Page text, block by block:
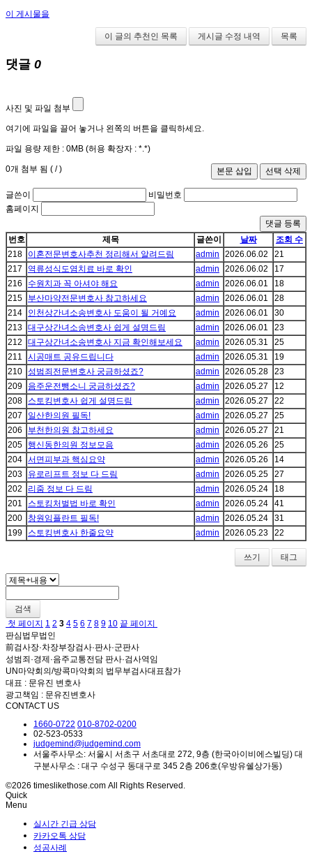
이 게시물을
이 글의 추천인 목록 게시글 수정 내역 목록
댓글 0
사진 및 파일 첨부
여기에 파일을 끌어 놓거나 왼쪽의 버튼을 클릭하세요.
파일 용량 제한 : 0MB (허용 확장자 : *.*)
0개 첨부 됨 ( /)
글쓴이
비밀번호
홈페이지
댓글 등록
번호
제목 글쓴이 날짜
조회 수
218
이혼전문변호사추천 정리해서 알려드림 admin 2026.06.02
21
217
역류성식도염치료 바로 확인 admin 2026.06.02
17
216
수원치과 꼭 아셔야 해요 admin 2026.06.01
18
215
부산마약전문변호사 참고하세요 admin 2026.06.01
28
214
인천상간녀소송변호사 도움이 될 거예요 admin 2026.06.01
30
213 대구상간녀소송변호사 쉽게 설명드림 admin 2026.06.01
23
212
대구상간녀소송변호사 지금 확인해보세요 admin 2026.05.31
25
211
시공매트 공유드립니다 admin 2026.05.31
19
210 성범죄전문변호사 궁금하셨죠? admin 2026.05.28
23
209
음주운전뺑소니 궁금하셨죠? admin 2026.05.27
12
208
스토킹변호사 쉽게 설명드림 admin 2026.05.27
22
207
일산한의원 필독! admin 2026.05.27
25
206
부천한의원 참고하세요 admin 2026.05.27
21
205 행신동한의원 정보모음 admin 2026.05.26
25
204 서면피부과 핵심요약 admin 2026.05.26
14
203
유로리프트 정보 다 드림 admin 2026.05.25
27
202
리줌 정보 다 드림 admin 2026.05.24
18
201
스토킹처벌법 바로 확인 admin 2026.05.24
41
200
창원임플란트 필독! admin 2026.05.24
31
199
스토킹변호사 한줄요약 admin 2026.05.23 22
쓰기 태그
검색
첫 페이지 1 2 3 4 5 6 7 8 9 10 끝 페이지
판심법무법인
前검사장·차장부장검사·판사·군판사
성범죄·경제·음주교통전담 판사·검사역임
UN마약회의/방콕마약회의 법무부검사대표참가
대표 : 문유진 변호사
광고책임 : 문유진변호사
CONTACT US
1660-0722 010-8702-0200
02-523-0533
judgemind@judgemind.com
서울주사무소: 서울시 서초구 서초대로 272, 9층 (한국아이비에스빌딩) 대
구분사무소 : 대구 수성구 동대구로 345 2층 206호(우방유쉘상가동)
©2026 timeslikethose.com All Rights Reserved.
Quick
Menu
실시간 긴급 상담
카카오톡 상담
성공사례